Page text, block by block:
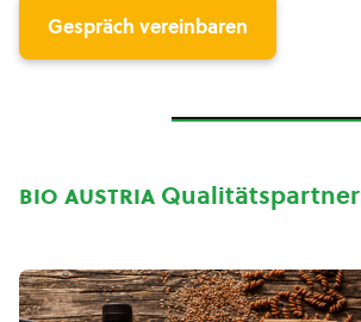
Gespräch vereinbaren
bio austria Qualitätspartner